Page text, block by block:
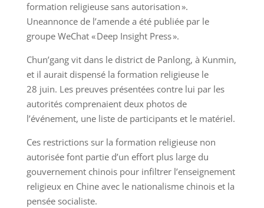
formation religieuse sans autorisation ».
Uneannonce de l’amende a été publiée par le
groupe WeChat « Deep Insight Press ».
Chun’gang vit dans le district de Panlong, à Kunmin,
et il aurait dispensé la formation religieuse le
28 juin. Les preuves présentées contre lui par les
autorités comprenaient deux photos de
l’événement, une liste de participants et le matériel.
Ces restrictions sur la formation religieuse non
autorisée font partie d’un effort plus large du
gouvernement chinois pour infiltrer l’enseignement
religieux en Chine avec le nationalisme chinois et la
pensée socialiste.